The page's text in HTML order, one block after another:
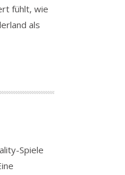
fühlt, wie
als
Spiele